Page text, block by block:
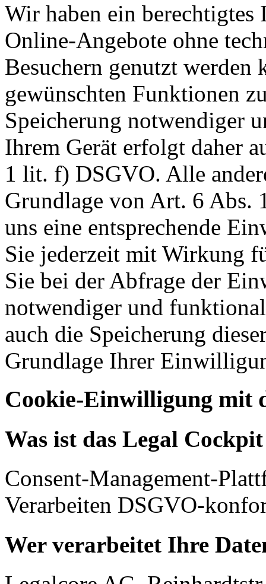
Wir haben ein berechtigtes
Online-Angebote ohne
Besuchern genutzt werden
gewünschten Funktionen
Speicherung notwendiger
Ihrem Gerät erfolgt daher
1 lit. f) DSGVO. Alle
Grundlage von Art. 6 Abs.
uns eine entsprechende
Sie jederzeit mit Wirkung
Sie bei der Abfrage der
notwendiger und
auch die Speicherung
Grundlage Ihrer
Cookie-Einwilligung mit
Was ist das Legal
Consent-Management-
Verarbeiten DSGVO-
Wer verarbeitet Ihre